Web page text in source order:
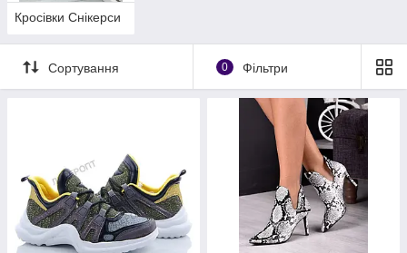
Кросівки Снікерси
Сортування 0 Фільтри